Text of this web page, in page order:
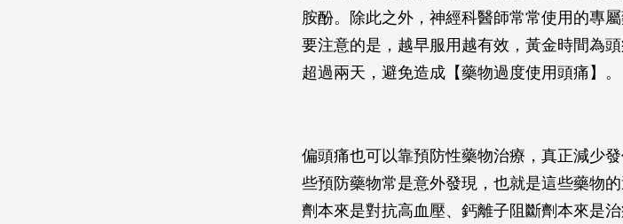
胺酚。除此之外，神經科醫師常常使用的專
要注意的是，越早服用越有效，黃金時間為
超過兩天，避免造成【藥物過度使用頭痛】。
偏頭痛也可以靠預防性藥物治療，真正減少
些預防藥物常是意外發現，也就是這些藥物
劑本來是對抗高血壓、鈣離子阻斷劑本來是